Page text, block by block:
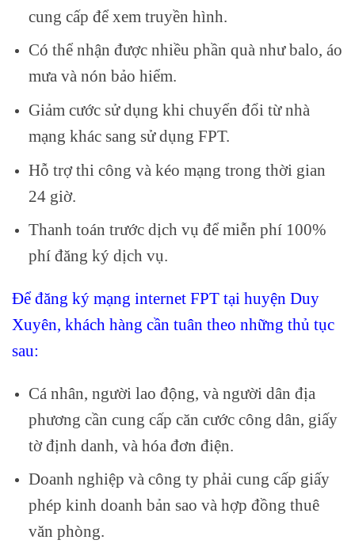
cung cấp để xem truyền hình.
Có thể nhận được nhiều phần quà như balo, áo
mưa và nón bảo hiểm.
Giảm cước sử dụng khi chuyển đổi từ nhà
mạng khác sang sử dụng FPT.
Hỗ trợ thi công và kéo mạng trong thời gian
24 giờ.
Thanh toán trước dịch vụ để miễn phí 100%
phí đăng ký dịch vụ.
Để đăng ký mạng internet FPT tại huyện Duy
Xuyên, khách hàng cần tuân theo những thủ tục
sau:
Cá nhân, người lao động, và người dân địa
phương cần cung cấp căn cước công dân, giấy
tờ định danh, và hóa đơn điện.
Doanh nghiệp và công ty phải cung cấp giấy
phép kinh doanh bản sao và hợp đồng thuê
văn phòng.